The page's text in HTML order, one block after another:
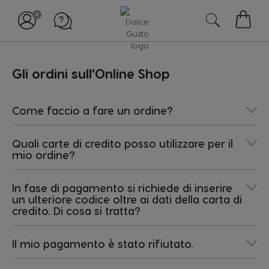
Gli ordini sull'Online Shop
Come faccio a fare un ordine?
Quali carte di credito posso utilizzare per il
mio ordine?
In fase di pagamento si richiede di inserire
un ulteriore codice oltre ai dati della carta di
credito. Di cosa si tratta?
Il mio pagamento è stato rifiutato.